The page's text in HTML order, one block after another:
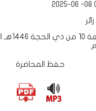
2025-06 -
حفظ المحاضرة